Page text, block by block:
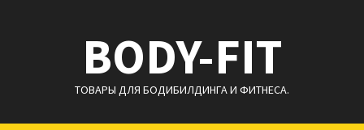
BODY-FIT
ТОВАРЫ ДЛЯ БОДИБИЛДИНГА И ФИТНЕСА.